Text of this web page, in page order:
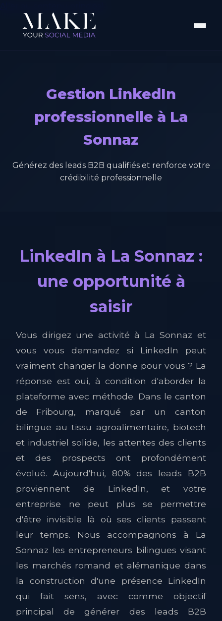
Gestion LinkedIn
professionnelle à La
Sonnaz
Générez des leads B2B qualifiés et renforce votre
crédibilité professionnelle
LinkedIn à La Sonnaz :
une opportunité à
saisir
Vous dirigez une activité à La Sonnaz et
vous vous demandez si LinkedIn peut
vraiment changer la donne pour vous ? La
réponse est oui, à condition d'aborder la
plateforme avec méthode. Dans le canton
de Fribourg, marqué par un canton
bilingue au tissu agroalimentaire, biotech
et industriel solide, les attentes des clients
et des prospects ont profondément
évolué. Aujourd'hui, 80% des leads B2B
proviennent de LinkedIn, et votre
entreprise ne peut plus se permettre
d'être invisible là où ses clients passent
leur temps. Nous accompagnons à La
Sonnaz les entrepreneurs bilingues visant
les marchés romand et alémanique dans
la construction d'une présence LinkedIn
qui fait sens, avec comme objectif
principal de générer des leads B2B